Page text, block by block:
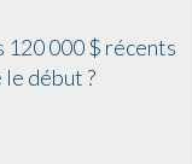
120 000 $ récents
début ?